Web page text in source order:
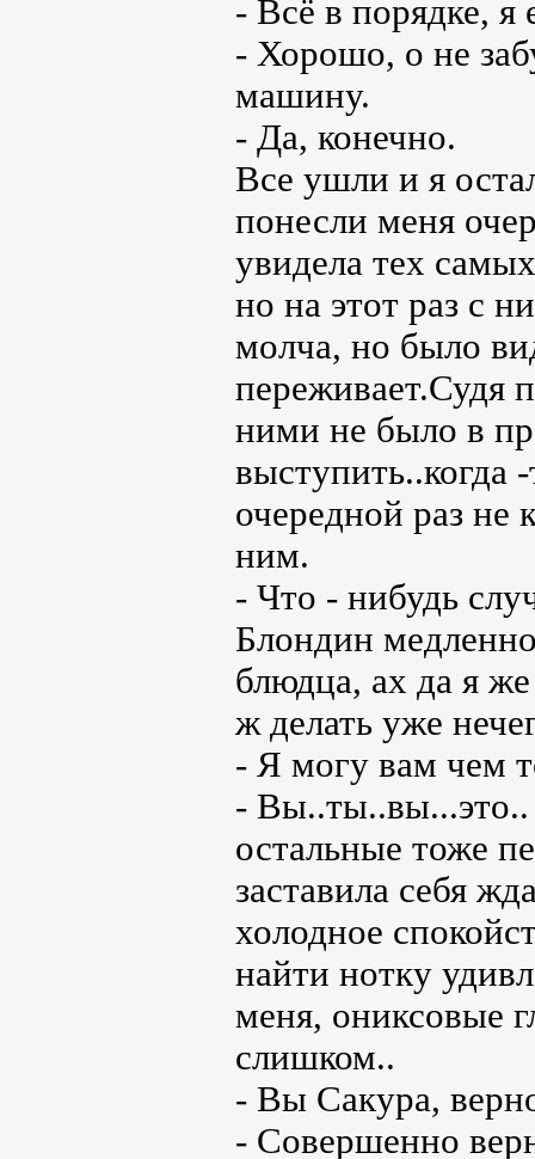
- Всё в порядке, я
- Хорошо, о не
машину.
- Да, конечно.
Все ушли и я
понесли меня
увидела тех
но на этот раз с
молча, но было
переживает.Судя
ними не было в
выступить..когда
очередной раз не
ним.
- Что - нибудь
Блондин
блюдца, ах да я
ж делать уже
- Я могу вам чем
- Вы..ты..вы...это..
остальные тоже
заставила себя
холодное
найти нотку
меня, ониксовые
слишком..
- Вы Сакура,
- Совершенно